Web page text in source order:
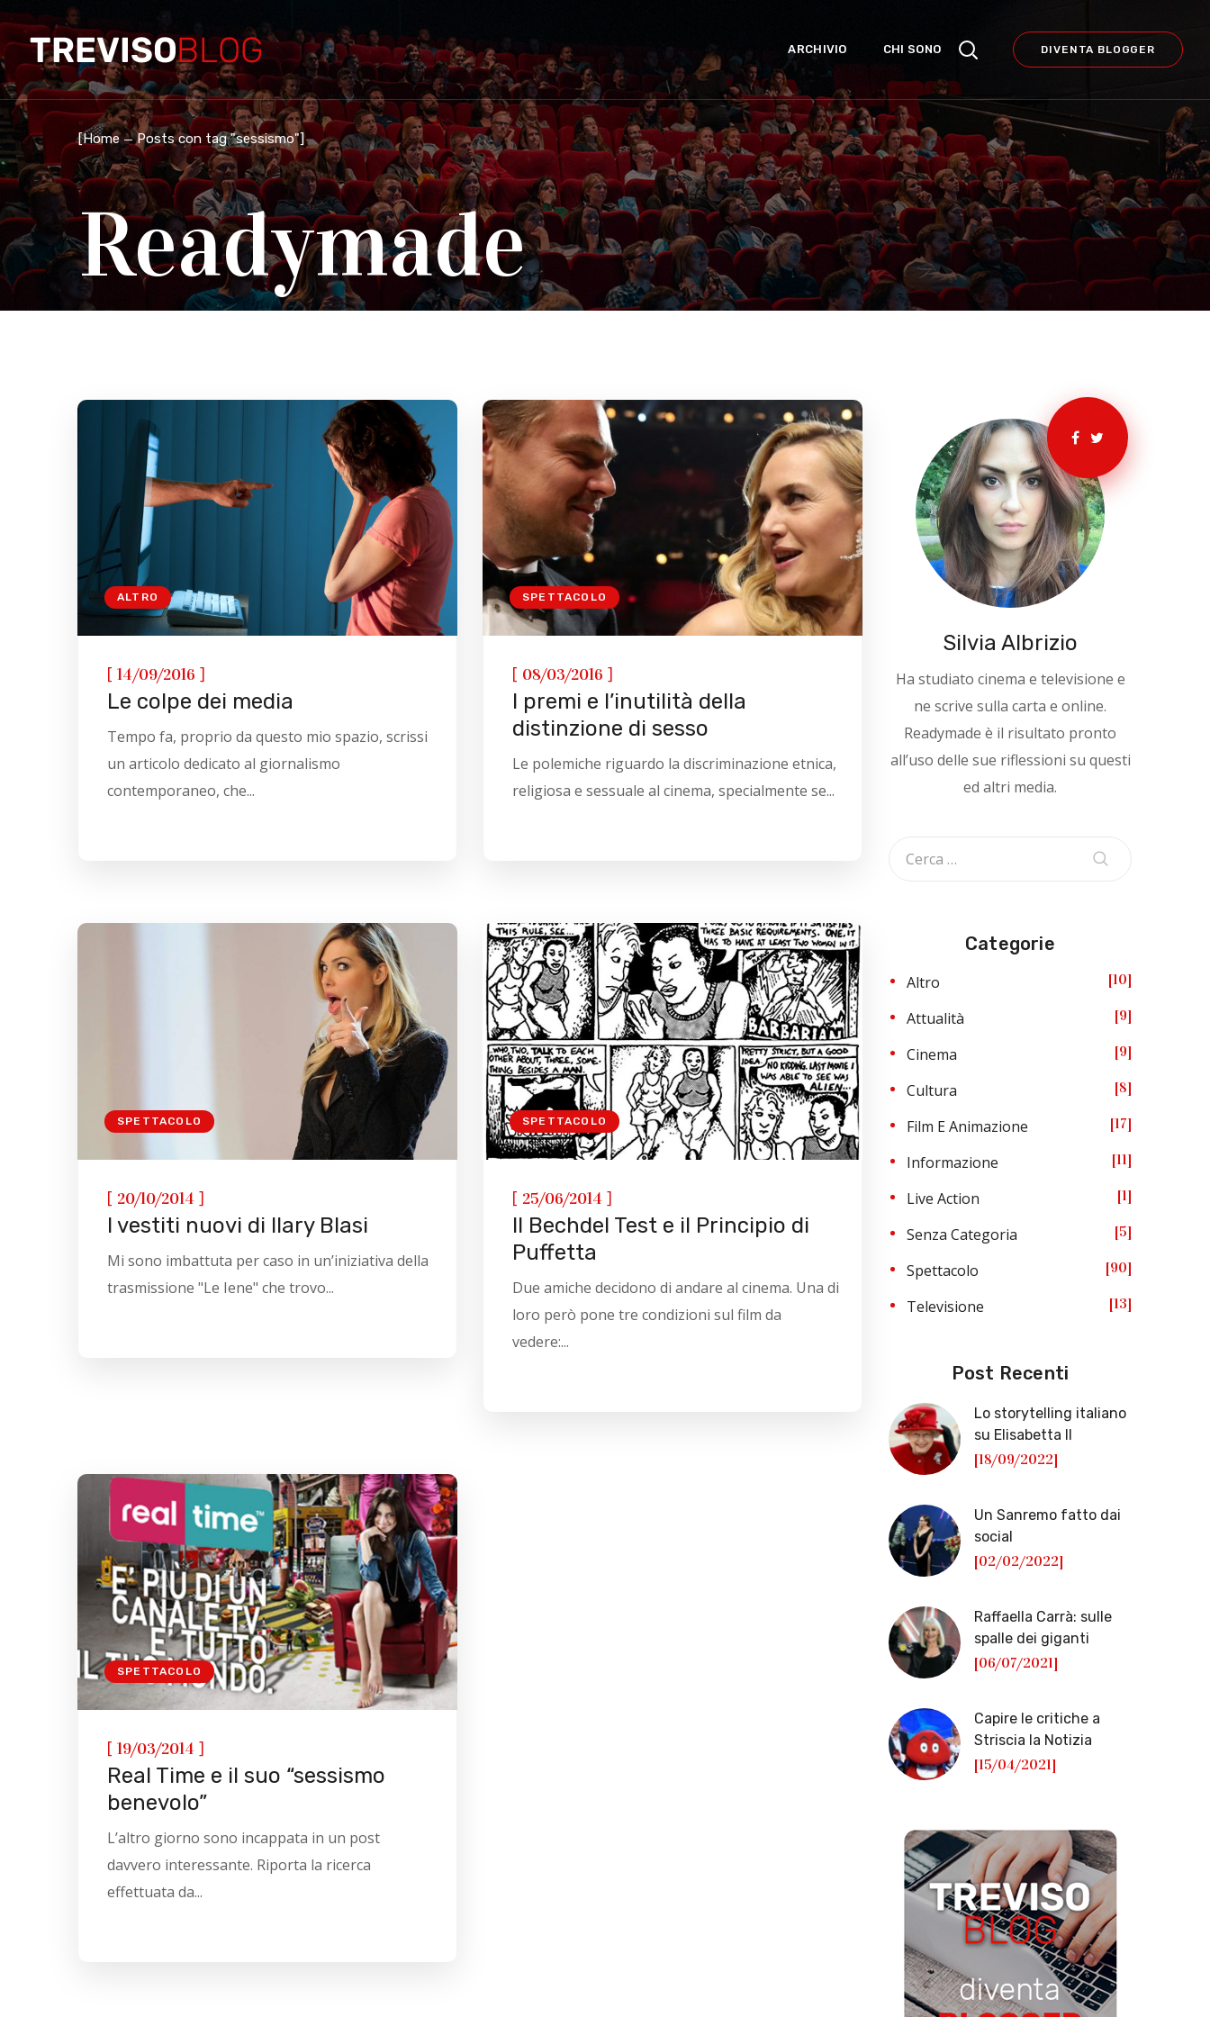
ARCHIVIO CHI SONO DIVENTA BLOGGER
[Home Posts con tag "sessismo"]
Readymade
ALTRO
[ 14/09/2016 ]
Le colpe dei media
Tempo fa, proprio da questo mio spazio, scrissi
un articolo dedicato al giornalismo
contemporaneo, che...
SPETTACOLO
[ 08/03/2016 ]
I premi e l’inutilità della
distinzione di sesso
Le polemiche riguardo la discriminazione etnica,
religiosa e sessuale al cinema, specialmente se...
SPETTACOLO
[ 20/10/2014 ]
I vestiti nuovi di Ilary Blasi
Mi sono imbattuta per caso in un’iniziativa della
trasmissione "Le Iene" che trovo...
SPETTACOLO
[ 25/06/2014 ]
Il Bechdel Test e il Principio di
Puffetta
Due amiche decidono di andare al cinema. Una di
loro però pone tre condizioni sul film da
vedere:...
SPETTACOLO
[ 19/03/2014 ]
Real Time e il suo “sessismo
benevolo”
L’altro giorno sono incappata in un post
davvero interessante. Riporta la ricerca
effettuata da...
Silvia Albrizio
Ha studiato cinema e televisione e
ne scrive sulla carta e online.
Readymade è il risultato pronto
all’uso delle sue riflessioni su questi
ed altri media.
Categorie
Altro 10
Attualità 9
Cinema 9
Cultura 8
Film E Animazione 17
Informazione 11
Live Action 1
Senza Categoria 5
Spettacolo 90
Televisione 13
Post Recenti
Lo storytelling italiano
su Elisabetta II
[18/09/2022]
Un Sanremo fatto dai
social
[02/02/2022]
Raffaella Carrà: sulle
spalle dei giganti
[06/07/2021]
Capire le critiche a
Striscia la Notizia
[15/04/2021]